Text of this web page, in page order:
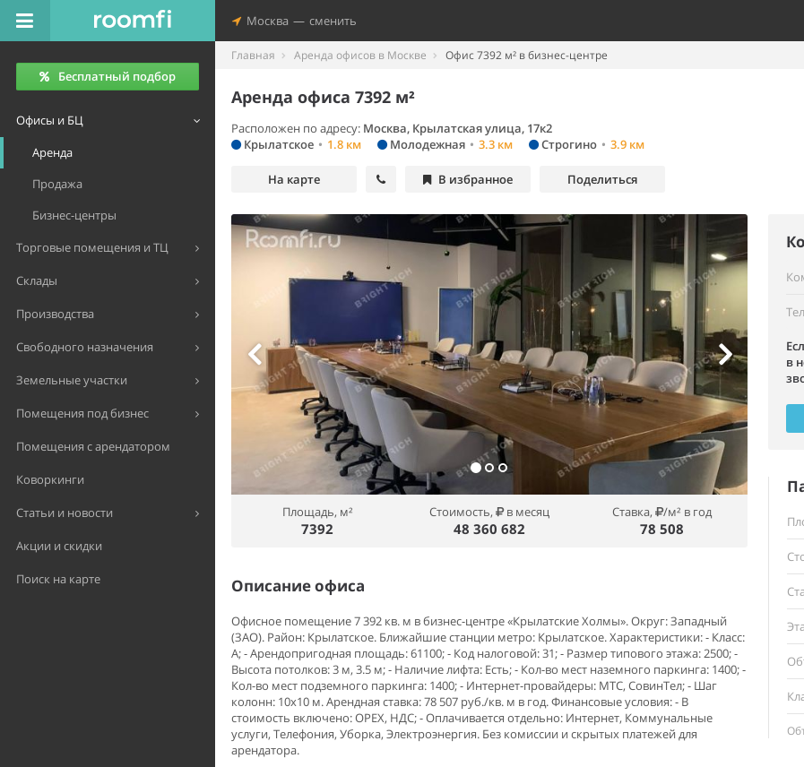
Москва — сменить
Бесплатный подбор
Офисы и БЦ
Аренда
Продажа
Бизнес-центры
Торговые помещения и ТЦ
Склады
Производства
Свободного назначения
Земельные участки
Помещения под бизнес
Помещения с арендатором
Коворкинги
Статьи и новости
Акции и скидки
Поиск на карте
Главная Аренда офисов в Москве Офис 7392 м² в бизнес-центре
Аренда офиса 7392 м²
Расположен по адресу: Москва, Крылатская улица, 17к2
Крылатское • 1.8 км Молодежная • 3.3 км Строгино • 3.9 км
На карте В избранное Поделиться
Площадь, м²
7392
Стоимость, в месяц
48 360 682
Ставка, /м² в год
78 508
Описание офиса
Офисное помещение 7 392 кв. м в бизнес-центре «Крылатские Холмы». Округ: Западный
(ЗАО). Район: Крылатское. Ближайшие станции метро: Крылатское. Характеристики: - Класс:
A; - Арендопригодная площадь: 61100; - Код налоговой: 31; - Размер типового этажа: 2500; -
Высота потолков: 3 м, 3.5 м; - Наличие лифта: Есть; - Кол-во мест наземного паркинга: 1400; -
Кол-во мест подземного паркинга: 1400; - Интернет-провайдеры: МТС, СовинТел; - Шаг
колонн: 10x10 м. Арендная ставка: 78 507 руб./кв. м в год. Финансовые условия: - В
стоимость включено: OPEX, НДС; - Оплачивается отдельно: Интернет, Коммунальные
услуги, Телефония, Уборка, Электроэнергия. Без комиссии и скрытых платежей для
арендатора.
в